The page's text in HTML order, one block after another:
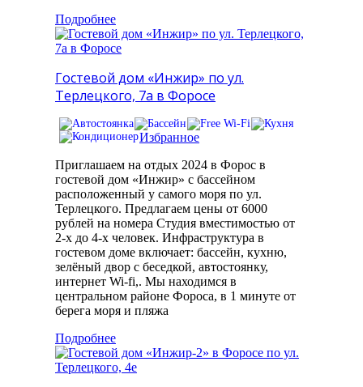
Подробнее
Гостевой дом «Инжир» по ул.
Терлецкого, 7а в Форосе
Избранное
Приглашаем на отдых 2024 в Форос в
гостевой дом «Инжир» с бассейном
расположенный у самого моря по ул.
Терлецкого. Предлагаем цены от 6000
рублей на номера Студия вместимостью от
2-х до 4-х человек. Инфраструктура в
гостевом доме включает: бассейн, кухню,
зелёный двор с беседкой, автостоянку,
интернет Wi-fi,. Мы находимся в
центральном районе Фороса, в 1 минуте от
берега моря и пляжа
Подробнее